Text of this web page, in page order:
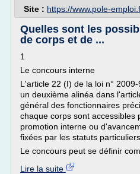
Site : https://www.pole-
Quelles sont les
de corps et de ...
1
Le concours interne
L'article 22 (I) de la loi n°
un deuxième alinéa dans
général des fonctionnaires
chaque corps sont accessibles
promotion interne ou
fixées par les statuts particuliers.
Le concours peut se définir
Lire la suite